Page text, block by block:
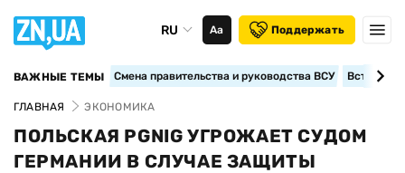
RU Аа Поддержать
ВАЖНЫЕ ТЕМЫ Смена правительства и руководства ВСУ
ГЛАВНАЯ ЭКОНОМИКА
ПОЛЬСКАЯ PGNIG УГРОЖАЕТ СУДОМ
ГЕРМАНИИ В СЛУЧАЕ ЗАЩИТЫ